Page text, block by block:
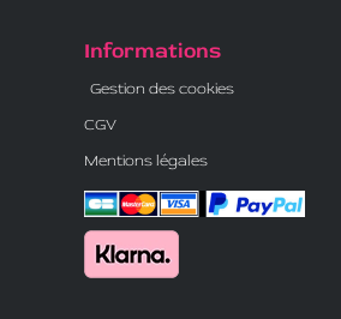
Informations
Gestion des cookies
CGV
Mentions légales